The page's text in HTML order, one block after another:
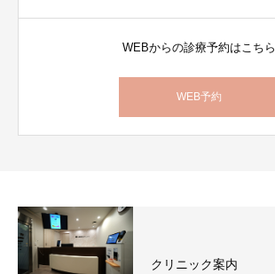
WEBからの診療予約はこちら
WEB予約
クリニック案内